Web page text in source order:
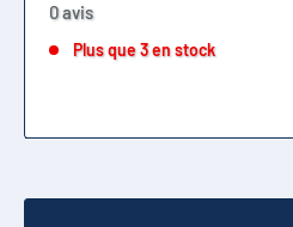
0 avis
Plus que 3 en stock